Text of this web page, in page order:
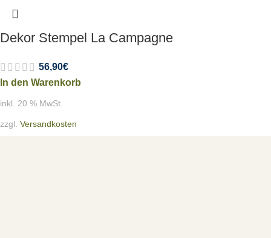
Dekor Stempel La Campagne
56,90€
In den Warenkorb
inkl. 20 % MwSt.
zzgl. Versandkosten